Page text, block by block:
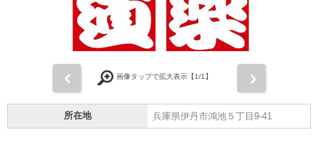
画像タップで拡大表示【1/1】
所在地 兵庫県伊丹市鴻池５丁目9-41